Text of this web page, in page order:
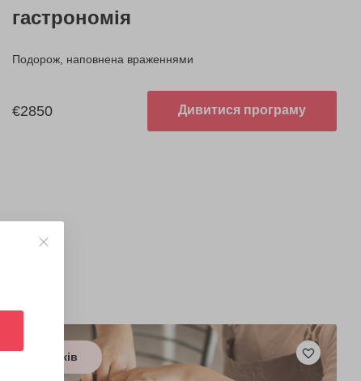
гастрономія
Подорож, наповнена враженнями
€2850 Дивитися програму
з 6 років